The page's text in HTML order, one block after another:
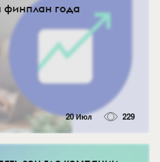
финплан года
20 Июл 229